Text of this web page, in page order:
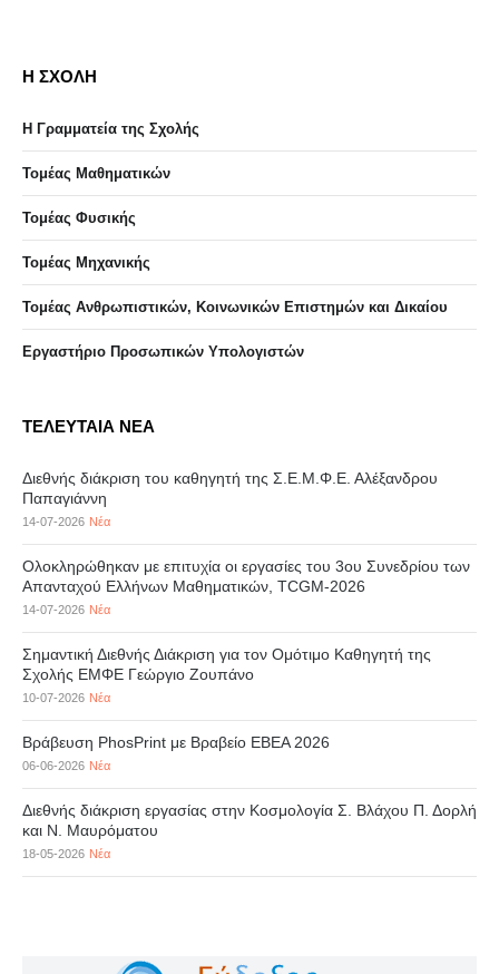
Η ΣΧΟΛΗ
Η Γραμματεία της Σχολής
Τομέας Μαθηματικών
Τομέας Φυσικής
Τομέας Μηχανικής
Τομέας Ανθρωπιστικών, Κοινωνικών Επιστημών και Δικαίου
Eργαστήριo Προσωπικών Υπολογιστών
ΤΕΛΕΥΤΑΙΑ ΝΕΑ
Διεθνής διάκριση του καθηγητή της Σ.Ε.Μ.Φ.Ε. Αλέξανδρου
Παπαγιάννη
14-07-2026 Νέα
Ολοκληρώθηκαν με επιτυχία οι εργασίες του 3ου Συνεδρίου των
Απανταχού Ελλήνων Μαθηματικών, TCGM-2026
14-07-2026 Νέα
Σημαντική Διεθνής Διάκριση για τον Ομότιμο Καθηγητή της
Σχολής ΕΜΦΕ Γεώργιο Ζουπάνο
10-07-2026 Νέα
Βράβευση PhosPrint με Βραβείο ΕΒΕΑ 2026
06-06-2026 Νέα
Διεθνής διάκριση εργασίας στην Κοσμολογία Σ. Βλάχου Π. Δορλή
και Ν. Μαυρόματου
18-05-2026 Νέα